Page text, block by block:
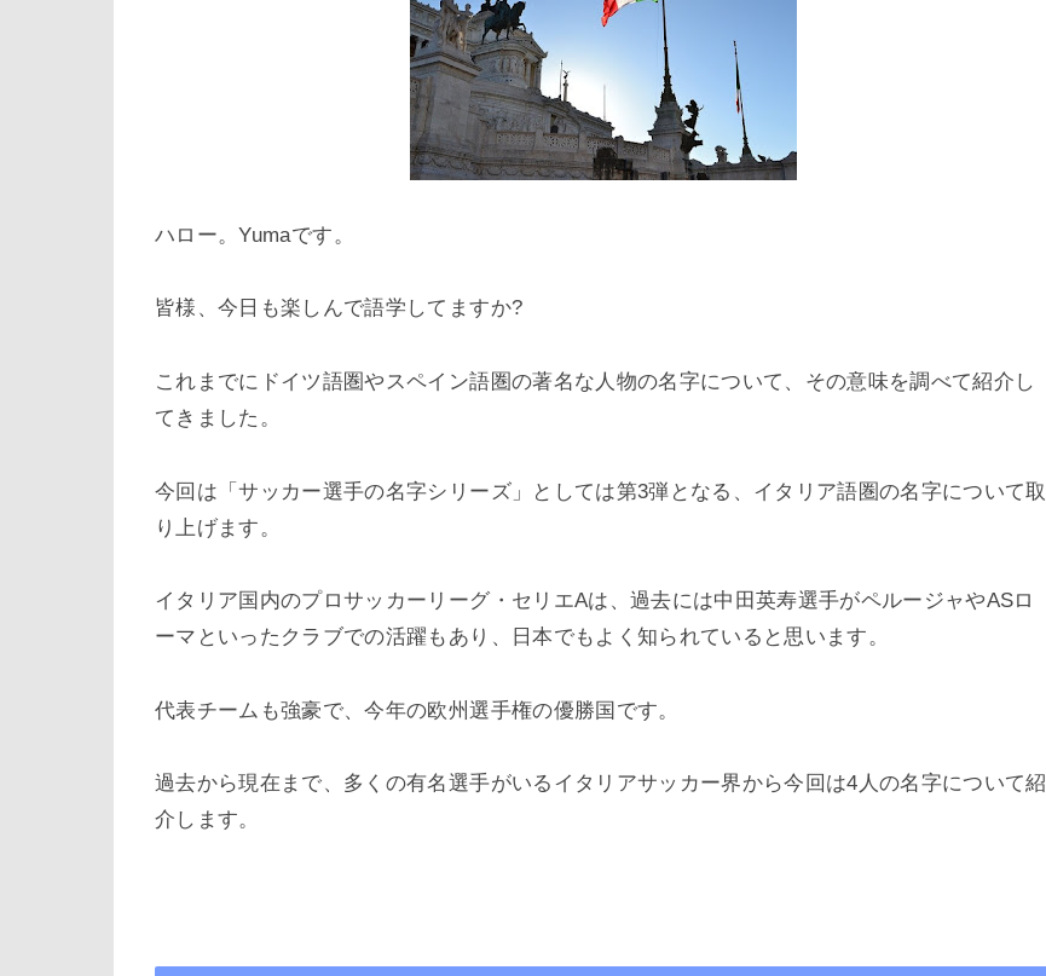
ハロー。Yumaです。
皆様、今日も楽しんで語学してますか?
これまでにドイツ語圏やスペイン語圏の著名な人物の名字について、その意味を調べて紹介し
てきました。
今回は「サッカー選手の名字シリーズ」としては第3弾となる、イタリア語圏の名字について取
り上げます。
イタリア国内のプロサッカーリーグ・セリエAは、過去には中田英寿選手がペルージャやASロ
ーマといったクラブでの活躍もあり、日本でもよく知られていると思います。
代表チームも強豪で、今年の欧州選手権の優勝国です。
過去から現在まで、多くの有名選手がいるイタリアサッカー界から今回は4 人の名字について紹
介します。